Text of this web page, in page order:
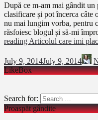
După ce m-am mai gândit un
clasificare și pot încerca câte
nu mai lungim vorba, pentru
răsfoiesc blogul și să-mi
reading Articolul care imi
July 9, 2014July 9, 2014
LikeBox
Search for:
Proaspăt gândite